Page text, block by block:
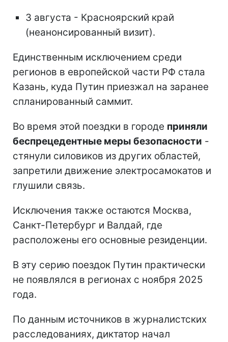
3 августа - Красноярский край
(неанонсированный визит).
Единственным исключением среди
регионов в европейской части РФ стала
Казань, куда Путин приезжал на заранее
спланированный саммит.
Во время этой поездки в городе приняли
беспрецедентные меры безопасности -
стянули силовиков из других областей,
запретили движение электросамокатов и
глушили связь.
Исключения также остаются Москва,
Санкт-Петербург и Валдай, где
расположены его основные резиденции.
В эту серию поездок Путин практически
не появлялся в регионах с ноября 2025
года.
По данным источников в журналистских
расследованиях, диктатор начал